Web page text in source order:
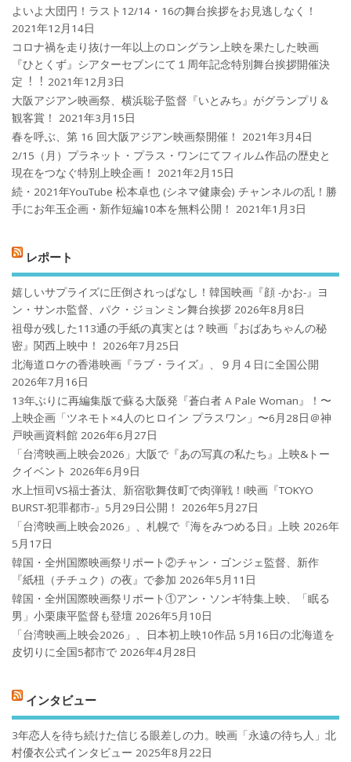
よいよ大団円！ラスト12/14・16の舞台挨拶をお見逃しなく！
2021年12月14日
コロナ禍を⾛り抜け⼀年以上のロングラン上映を果たした映画
『ひとくず』シアターセブンにて１周年記念特別舞台挨拶開催決
定︕︕ 2021年12月3日
大阪アジアン映画祭、横浜聡子監督『いとみち』がグランプリ＆
観客賞！
2021年3月15日
春を呼ぶ、第 16 回大阪アジアン映画祭開催！
2021年3月4日
2/15（月）プラネット・プラス・ワンにてフィルム作品の歴史と
現在をつなぐ特別上映企画！
2021年2月15日
続・2021年YouTube 松本卓也 (シネマ健康会) チャンネルの乱！勝
手にお年玉企画・新作短編10本を無料公開！
2021年1月3日
レポート
嬉しいサプライズに圧倒されっぱなし！韓国映画『顔 -かお-』ヨ
ン・サンホ監督、パク・ジョンミン舞台挨拶 2026年8月8日
祖母が残した113通の手紙の真実とは？映画『おばあちゃんの秘
密』関西上映中！
2026年7月25日
北海道ロケの香港映画『ラブ・ライズ』、９月４日に全国公開
2026年7月16日
13年ぶりに再編集版で蘇る大阪発『蒼白者 A Pale Woman』！〜
上映企画「ツネモト×4人のヒロイン プラスワン」〜6月28日＠神
戸映画資料館 2026年6月27日
「台湾映画上映会2026」大阪で『あの写真の私たち』上映&トー
クイベント 2026年6月9日
水上恒司VS福士蒼汰、新宿歌舞伎町で肉弾戦！!映画『TOKYO
BURST-犯罪都市-』5月29日公開！
2026年5月27日
「台湾映画上映会2026」、札幌で『海をみつめる日』上映 2026年
5月17日
韓国・全州国際映画祭リポート②チャン・ゴンジェ監督、新作
『紙杻（チチュク）の夜』で参加 2026年5月11日
韓国・全州国際映画祭リポート①アン・ソンギ特集上映、「眠る
男」小栗康平監督も登壇 2026年5月10日
「台湾映画上映会2026」、日本初上映10作品 5月16日の北海道を
皮切りに全国5都市で 2026年4月28日
インタビュー
3年恋人を待ち続けた信じる眼差しの力。映画「永遠の待ち人」北
村優衣公式インタビュー 2025年8月22日